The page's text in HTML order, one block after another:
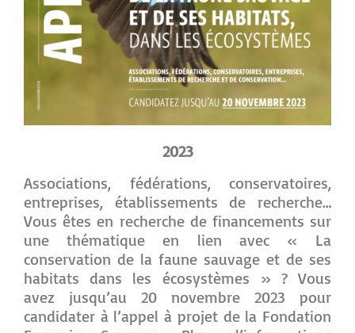
2023
Associations, fédérations, conservatoires,
entreprises, établissements de recherche…
Vous êtes en recherche de financements sur
une thématique en lien avec « La
conservation de la faune sauvage et de ses
habitats dans les écosystèmes » ? Vous
avez jusqu’au 20 novembre 2023 pour
candidater à l’appel à projet de la Fondation